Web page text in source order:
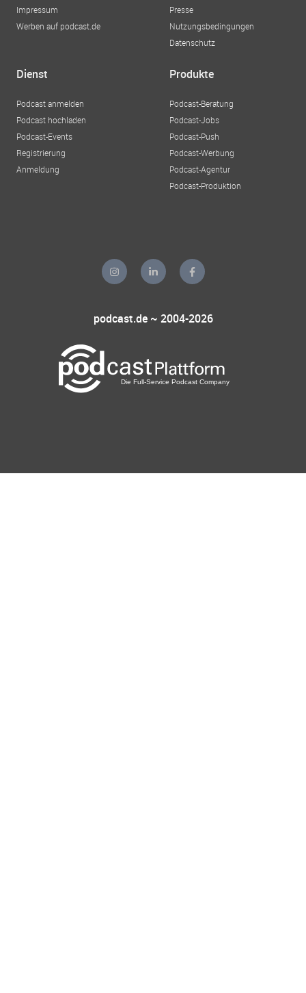
Impressum
Werben auf podcast.de
Presse
Nutzungsbedingungen
Datenschutz
Dienst
Podcast anmelden
Podcast hochladen
Podcast-Events
Registrierung
Anmeldung
Produkte
Podcast-Beratung
Podcast-Jobs
Podcast-Push
Podcast-Werbung
Podcast-Agentur
Podcast-Produktion
podcast.de ~ 2004-2026